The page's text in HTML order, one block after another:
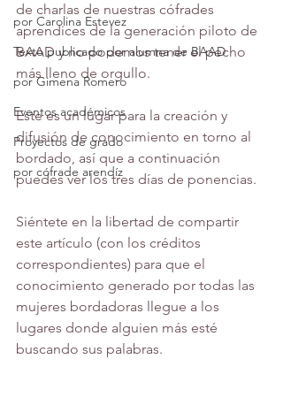
por Carolina Estevez
Texto publicado por alumna de BAAD
por Gimena Romero
Eventos académicos
Proyectos de grado
por cófrade arendíz
de charlas de nuestras cófrades
aprendices de la generación piloto de
BAAD y no podemos tener el pecho
más lleno de orgullo.
Este es un lugar para la creación y
difusión de conocimiento en torno al
bordado, así que a continuación
puedes ver los tres días de ponencias.
Siéntete en la libertad de compartir
este artículo (con los créditos
correspondientes) para que el
conocimiento generado por todas las
mujeres bordadoras llegue a los
lugares donde alguien más esté
buscando sus palabras.